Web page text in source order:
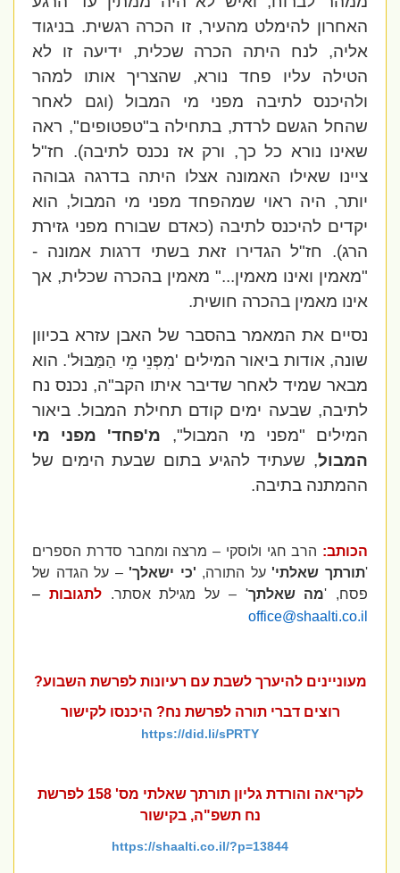
האחרון להימלט מהעיר, זו הכרה רגשית. בניגוד
אליה, לנח היתה הכרה שכלית, ידיעה זו לא
הטילה עליו פחד נורא, שהצריך אותו למהר
ולהיכנס לתיבה מפני מי המבול (וגם לאחר
שהחל הגשם לרדת, בתחילה ב"טפטופים", ראה
שאינו נורא כל כך, ורק אז נכנס לתיבה). חז"ל
ציינו שאילו האמונה אצלו היתה בדרגה גבוהה
יותר, היה ראוי שמהפחד מפני מי המבול, הוא
יקדים להיכנס לתיבה (כאדם שבורח מפני גזירת
הרג). חז"ל הגדירו זאת בשתי דרגות אמונה -
"מאמין ואינו מאמין..." מאמין בהכרה שכלית, אך
אינו מאמין בהכרה חושית.
נסיים את המאמר בהסבר של האבן עזרא בכיוון
שונה, אודות ביאור המילים 'מִפְּנֵי מֵי הַמַּבּוּל'. הוא
מבארשמיד לאחר שדיבר איתו הקב"ה, נכנס נח
לתיבה, שבעה ימים קודם תחילת המבול. ביאור
המילים "מפני מי המבול",מ'פחד' מפני מי
המבול, שעתיד להגיע בתום שבעת הימים של
ההמתנה בתיבה.
הכותב:הרב חגי ולוסקי – מרצה ומחבר סדרת הספרים
תורתך שאלתי'על התורה,'כי ישאלך'– על הגדה של
פסח, 'מה שאלתך' – על מגילת אסתר. לתגובות –
office@shaalti.co.il
מעוניינים להיערך לשבת עם רעיונות לפרשת השבוע?
רוצים דברי תורה לפרשת נח? היכנסו לקישור
https://did.li/sPRTY
לקריאה והורדת גליון תורתך שאלתי מס' 158 לפרשת
נח תשפ"ה, בקישור
https://shaalti.co.il/?p=13844